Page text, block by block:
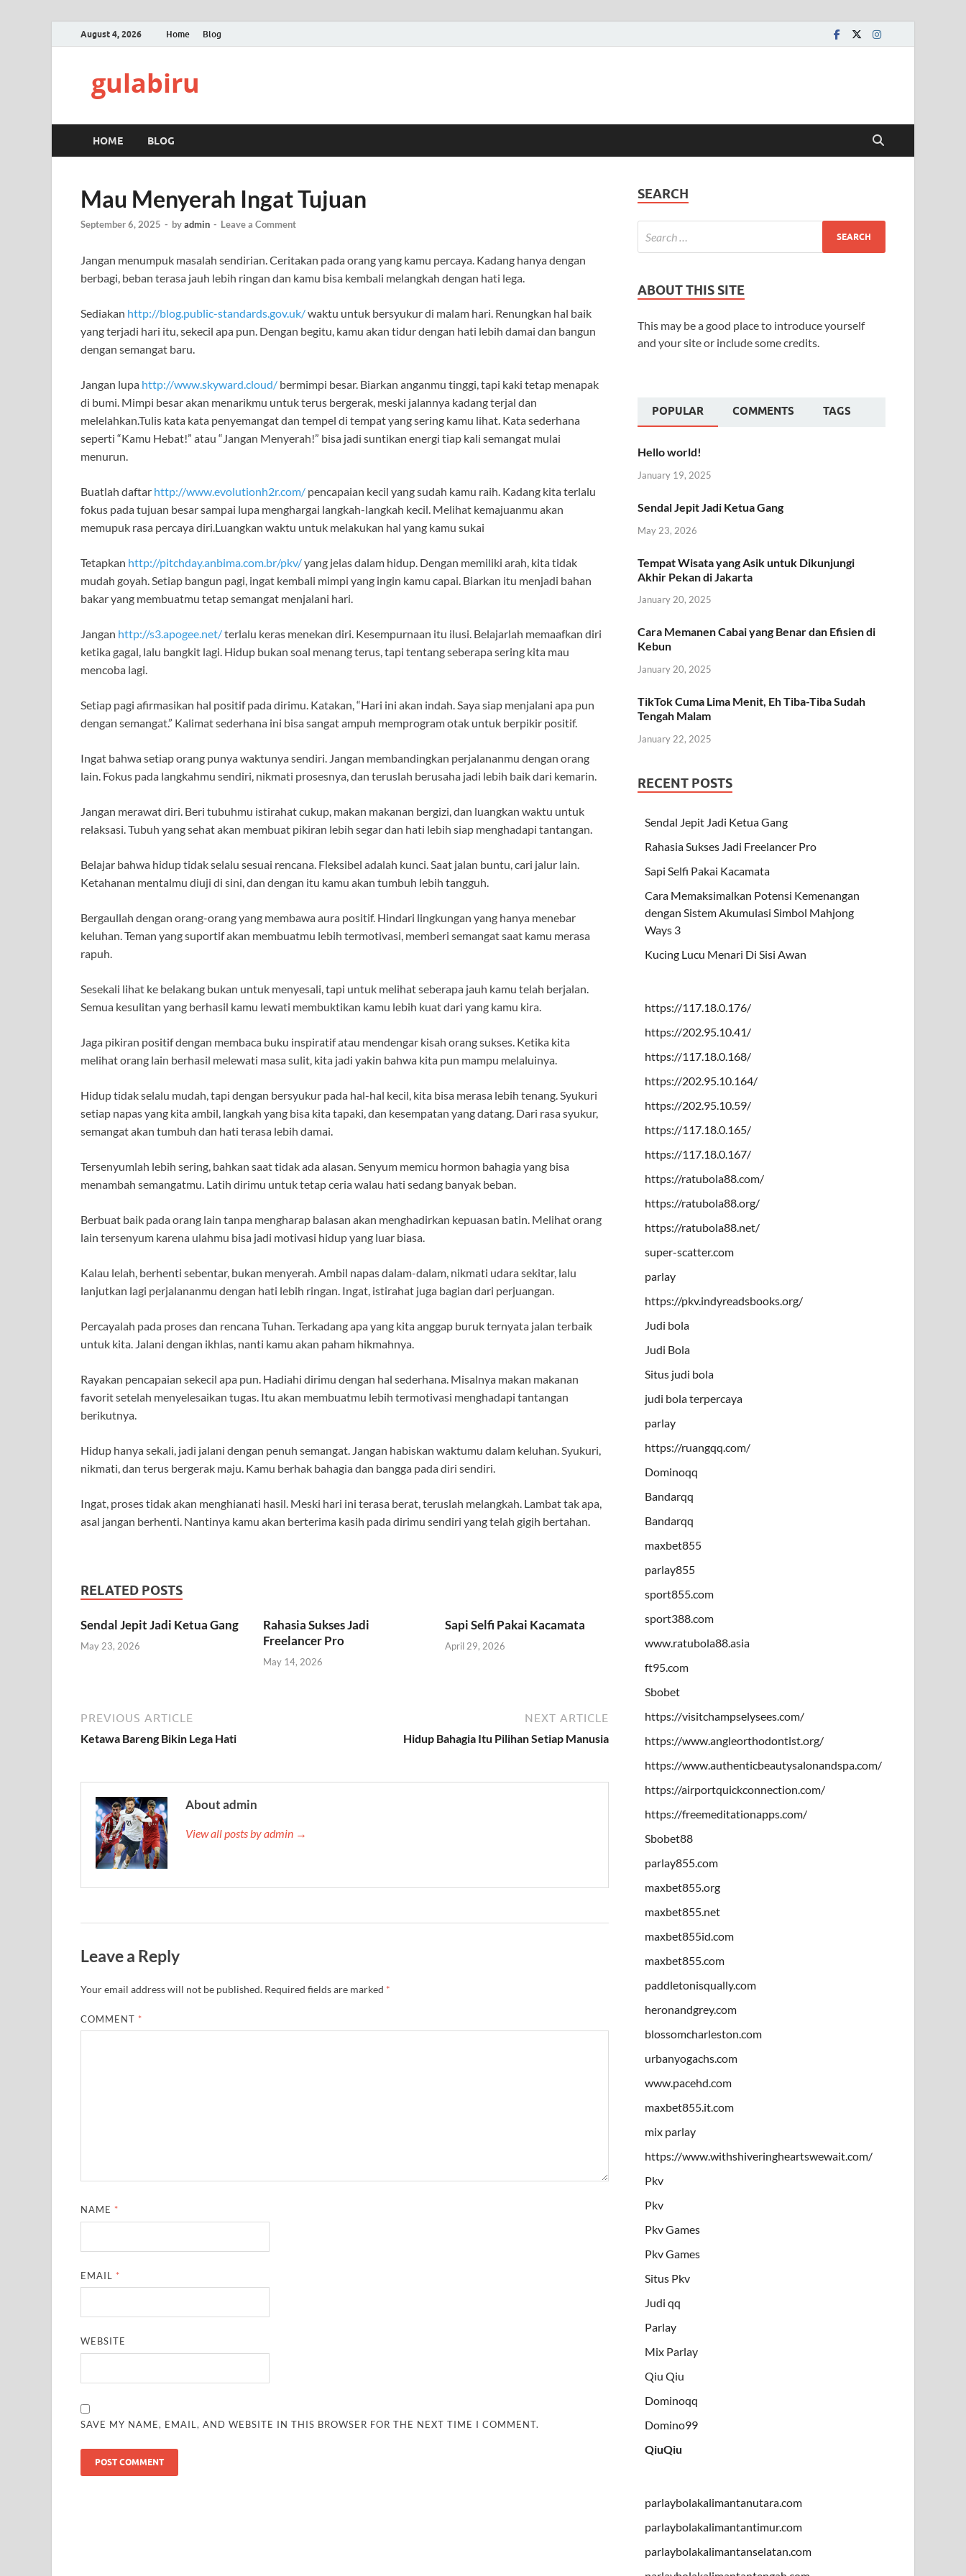
August 4, 2026 Home Blog
gulabiru
HOME BLOG
Mau Menyerah Ingat Tujuan
September 6, 2025 - byadmin - Leave a Comment
Jangan menumpuk masalah sendirian. Ceritakan pada orang yang kamu percaya. Kadang hanya dengan
berbagi, beban terasa jauh lebih ringan dan kamu bisa kembali melangkah dengan hati lega.
Sediakan http://blog.public-standards.gov.uk/waktu untuk bersyukur di malam hari. Renungkan hal baik
yang terjadi hari itu, sekecil apa pun. Dengan begitu, kamu akan tidur dengan hati lebih damai dan bangun
dengan semangat baru.
Jangan lupa http://www.skyward.cloud/ bermimpi besar. Biarkan anganmu tinggi, tapi kaki tetap menapak
di bumi. Mimpi besar akan menarikmu untuk terus bergerak, meski jalannya kadang terjal dan
melelahkan.Tulis kata kata penyemangat dan tempel di tempat yang sering kamu lihat. Kata sederhana
seperti “Kamu Hebat!” atau “Jangan Menyerah!” bisa jadi suntikan energi tiap kali semangat mulai
menurun.
Buatlah daftar http://www.evolutionh2r.com/ pencapaian kecil yang sudah kamu raih. Kadang kita terlalu
fokus pada tujuan besar sampai lupa menghargai langkah-langkah kecil. Melihat kemajuanmu akan
memupuk rasa percaya diri.Luangkan waktu untuk melakukan hal yang kamu sukai
Tetapkan http://pitchday.anbima.com.br/pkv/yang jelas dalam hidup. Dengan memiliki arah, kita tidak
mudah goyah. Setiap bangun pagi, ingat kembali mimpi yang ingin kamu capai. Biarkan itu menjadi bahan
bakar yang membuatmu tetap semangat menjalani hari.
Jangan http://s3.apogee.net/terlalu keras menekan diri. Kesempurnaan itu ilusi. Belajarlah memaafkan diri
ketika gagal, lalu bangkit lagi. Hidup bukan soal menang terus, tapi tentang seberapa sering kita mau
mencoba lagi.
Setiap pagi afirmasikan hal positif pada dirimu. Katakan, “Hari ini akan indah. Saya siap menjalani apa pun
dengan semangat.” Kalimat sederhana ini bisa sangat ampuh memprogram otak untuk berpikir positif.
Ingat bahwa setiap orang punya waktunya sendiri. Jangan membandingkan perjalananmu dengan orang
lain. Fokus pada langkahmu sendiri, nikmati prosesnya, dan teruslah berusaha jadi lebih baik dari kemarin.
Jangan merawat diri. Beri tubuhmu istirahat cukup, makan makanan bergizi, dan luangkan waktu untuk
relaksasi. Tubuh yang sehat akan membuat pikiran lebih segar dan hati lebih siap menghadapi tantangan.
Belajar bahwa hidup tidak selalu sesuai rencana. Fleksibel adalah kunci. Saat jalan buntu, cari jalur lain.
Ketahanan mentalmu diuji di sini, dan dengan itu kamu akan tumbuh lebih tangguh.
Bergaullah dengan orang-orang yang membawa aura positif. Hindari lingkungan yang hanya menebar
keluhan. Teman yang suportif akan membuatmu lebih termotivasi, memberi semangat saat kamu merasa
rapuh.
Sesekali lihat ke belakang bukan untuk menyesali, tapi untuk melihat seberapa jauh kamu telah berjalan.
Semua kesulitan yang berhasil kamu lewati membuktikan kamu lebih kuat dari yang kamu kira.
Jaga pikiran positif dengan membaca buku inspiratif atau mendengar kisah orang sukses. Ketika kita
melihat orang lain berhasil melewati masa sulit, kita jadi yakin bahwa kita pun mampu melaluinya.
Hidup tidak selalu mudah, tapi dengan bersyukur pada hal-hal kecil, kita bisa merasa lebih tenang. Syukuri
setiap napas yang kita ambil, langkah yang bisa kita tapaki, dan kesempatan yang datang. Dari rasa syukur,
semangat akan tumbuh dan hati terasa lebih damai.
Tersenyumlah lebih sering, bahkan saat tidak ada alasan. Senyum memicu hormon bahagia yang bisa
menambah semangatmu. Latih dirimu untuk tetap ceria walau hati sedang banyak beban.
Berbuat baik pada orang lain tanpa mengharap balasan akan menghadirkan kepuasan batin. Melihat orang
lain tersenyum karena ulahmu bisa jadi motivasi hidup yang luar biasa.
Kalau lelah, berhenti sebentar, bukan menyerah. Ambil napas dalam-dalam, nikmati udara sekitar, lalu
lanjutkan lagi perjalananmu dengan hati lebih ringan. Ingat, istirahat juga bagian dari perjuangan.
Percayalah pada proses dan rencana Tuhan. Terkadang apa yang kita anggap buruk ternyata jalan terbaik
untuk kita. Jalani dengan ikhlas, nanti kamu akan paham hikmahnya.
Rayakan pencapaian sekecil apa pun. Hadiahi dirimu dengan hal sederhana. Misalnya makan makanan
favorit setelah menyelesaikan tugas. Itu akan membuatmu lebih termotivasi menghadapi tantangan
berikutnya.
Hidup hanya sekali, jadi jalani dengan penuh semangat. Jangan habiskan waktumu dalam keluhan. Syukuri,
nikmati, dan terus bergerak maju. Kamu berhak bahagia dan bangga pada diri sendiri.
Ingat, proses tidak akan menghianati hasil. Meski hari ini terasa berat, teruslah melangkah. Lambat tak apa,
asal jangan berhenti. Nantinya kamu akan berterima kasih pada dirimu sendiri yang telah gigih bertahan.
RELATED POSTS
Sendal Jepit Jadi Ketua Gang
May 23, 2026
Rahasia Sukses Jadi
Freelancer Pro
May 14, 2026
Sapi Selfi Pakai Kacamata
April 29, 2026
PREVIOUS ARTICLE
Ketawa Bareng Bikin Lega Hati
NEXT ARTICLE
Hidup Bahagia Itu Pilihan Setiap Manusia
About admin
View all posts by admin →
Leave a Reply
Your email address will not be published. Required fields are marked *
COMMENT *
NAME *
EMAIL *
WEBSITE
SAVE MY NAME, EMAIL, AND WEBSITE IN THIS BROWSER FOR THE NEXT TIME I COMMENT.
SEARCH
ABOUT THIS SITE
This may be a good place to introduce yourself
and your site or include some credits.
POPULAR COMMENTS TAGS
Hello world!
January 19, 2025
Sendal Jepit Jadi Ketua Gang
May 23, 2026
Tempat Wisata yang Asik untuk Dikunjungi
Akhir Pekan di Jakarta
January 20, 2025
Cara Memanen Cabai yang Benar dan Efisien di
Kebun
January 20, 2025
TikTok Cuma Lima Menit, Eh Tiba-Tiba Sudah
Tengah Malam
January 22, 2025
RECENT POSTS
Sendal Jepit Jadi Ketua Gang
Rahasia Sukses Jadi Freelancer Pro
Sapi Selfi Pakai Kacamata
Cara Memaksimalkan Potensi Kemenangan
dengan Sistem Akumulasi Simbol Mahjong
Ways 3
Kucing Lucu Menari Di Sisi Awan
https://117.18.0.176/
https://202.95.10.41/
https://117.18.0.168/
https://202.95.10.164/
https://202.95.10.59/
https://117.18.0.165/
https://117.18.0.167/
https://ratubola88.com/
https://ratubola88.org/
https://ratubola88.net/
super-scatter.com
parlay
https://pkv.indyreadsbooks.org/
Judi bola
Judi Bola
Situs judi bola
judi bola terpercaya
parlay
https://ruangqq.com/
Dominoqq
Bandarqq
Bandarqq
maxbet855
parlay855
sport855.com
sport388.com
www.ratubola88.asia
ft95.com
Sbobet
https://visitchampselysees.com/
https://www.angleorthodontist.org/
https://www.authenticbeautysalonandspa.com/
https://airportquickconnection.com/
https://freemeditationapps.com/
Sbobet88
parlay855.com
maxbet855.org
maxbet855.net
maxbet855id.com
maxbet855.com
paddletonisqually.com
heronandgrey.com
blossomcharleston.com
urbanyogachs.com
www.pacehd.com
maxbet855.it.com
mix parlay
https://www.withshiveringheartswewait.com/
Pkv
Pkv
Pkv Games
Pkv Games
Situs Pkv
Judi qq
Parlay
Mix Parlay
Qiu Qiu
Dominoqq
Domino99
QiuQiu
parlaybolakalimantanutara.com
parlaybolakalimantantimur.com
parlaybolakalimantanselatan.com